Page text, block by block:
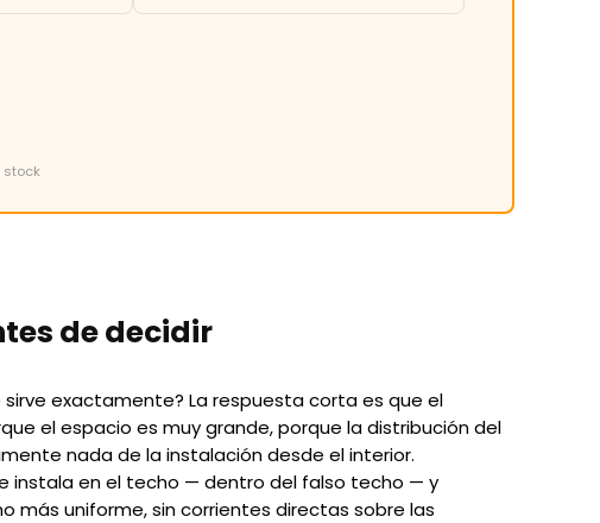
de decidir
exactamente? La respuesta corta es que el
el espacio es muy grande, porque la distribución del
nada de la instalación desde el interior.
instala en el techo — dentro del falso techo — y
más uniforme, sin corrientes directas sobre las